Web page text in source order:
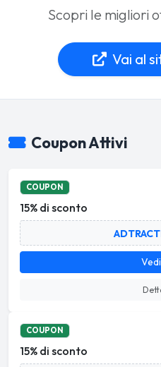
Scopri le migliori
Vai al
Coupon Attivi
COUPON
15% di sconto
Vedi
COUPON
15% di sconto